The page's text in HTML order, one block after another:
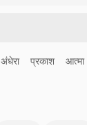
अंधेरा प्रकाश आत्मा